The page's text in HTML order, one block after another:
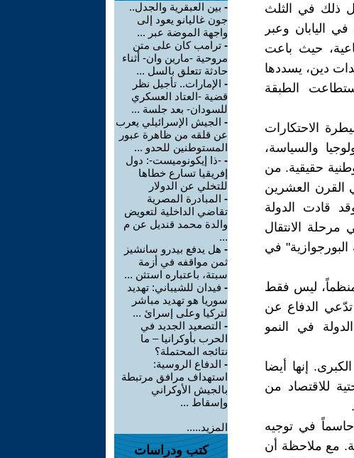
ذلك في الثلث
أما في اليابان وعبر
الاقطاعية، حيث باعت
دين، يسددها
الطبقة
في الرأسمالية (1870-1900) وسيطرة الاحتكارات
والسياسة،
حقيقية. من
القرن العشرين
اشتراكيتين: روسيا 1917، والصين 1949. وقد قادت الدولة
مرحلة الانتقال
البورجوازية" في
ليس فقط
تدّعي الدفاع عن
في النمو
إنها أيضا
للاقتصاد من
حاسماً في توجيه
مع ملاحظة أن
- بين العبقرية والجدل..
جون غاليانو يعود إلى
واجهة الموضة عبر ...
- ترامب كان على متن
مروحية -مارين وان- أثناء
حادثة تتعلق بالسل ...
- الإمارات.. تأجيل نظر
قضية -العتاد العسكري
للسودان- بعد جلسة ...
- الجيش الإسرائيلي يعرب
عن قلقه من ظاهرة عبور
المستوطنين للحدو ...
- -ذا إيكونوميست-: دول
إفريقيا تسارع خطاها
للتخلي عن الدولار
- المبادرة المصرية
تقاضي الداخلية لتعويض
والدة محمد قنديل عن م
...
- هل يدفع بيدرو سانشيز
ثمن مواقفه في أزمة
سبتة، باعتباره استثن ...
- فيدان للشيباني: تهديد
سوريا هو تهديد مباشر
لتركيا وعلى إسرائ ...
- التصعيد الجديد في
الحرب بأوكرانيا – ما
نتائجه المحتملة؟
- الدفاع الروسية:
استهداف مرافق مرتبطة
بالجيش الأوكراني
وإسقاط ...
المزيد.....
كتب ودراسات